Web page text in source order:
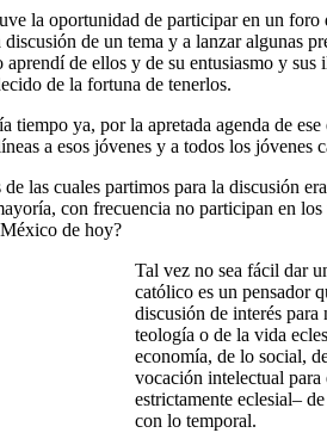
la oportunidad de participar en un
discusión de un tema y a lanzar algunas
aprendí de ellos y de su entusiasmo y
de la fortuna de tenerlos.
tiempo ya, por la apretada agenda de
a esos jóvenes y a todos los
las cuales partimos para la discusión
con frecuencia no participan en
de hoy?
Tal vez no sea fácil dar
católico es un pensador
discusión de interés
teología o de la vida
economía, de lo social,
vocación intelectual para
estrictamente eclesial–
con lo temporal.